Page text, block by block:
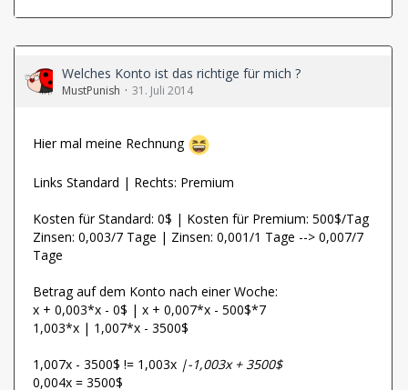
Welches Konto ist das richtige für mich ?
MustPunish 31. Juli 2014
Hier mal meine Rechnung
Links Standard | Rechts: Premium
Kosten für Standard: 0$ | Kosten für Premium: 500$/Tag
Zinsen: 0,003/7 Tage | Zinsen: 0,001/1 Tage --> 0,007/7
Tage
Betrag auf dem Konto nach einer Woche:
x + 0,003*x - 0$ | x + 0,007*x - 500$*7
1,003*x | 1,007*x - 3500$
1,007x - 3500$ != 1,003x |-1,003x + 3500$
0,004x = 3500$